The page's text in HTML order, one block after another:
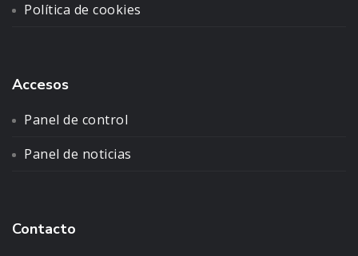
Política de cookies
Accesos
Panel de control
Panel de noticias
Contacto